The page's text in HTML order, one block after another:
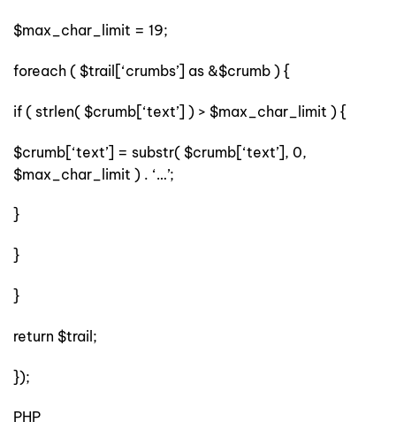
$max_char_limit = 19;
foreach ( $trail[‘crumbs’] as &$crumb ) {
if ( strlen( $crumb[‘text’] ) > $max_char_limit ) {
$crumb[‘text’] = substr( $crumb[‘text’], 0,
$max_char_limit ) . ‘…’;
}
}
}
return $trail;
});
PHP